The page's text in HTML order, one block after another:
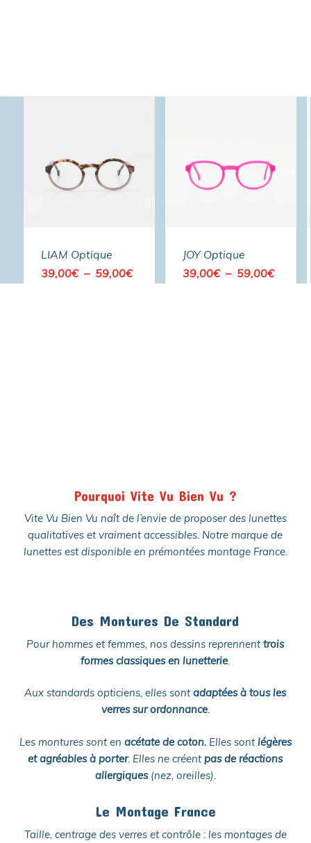
LIAM Optique
39,00€ – 59,00€Plage
JOY Optique
39,00€ – 59,00€Plage
Pourquoi Vite Vu Bien Vu ?
Vite Vu Bien Vu naît de l’envie de proposer des lunettes
qualitatives et vraiment accessibles. Notre marque de
lunettes est disponible en prémontées montage France.
Des Montures De Standard
Pour hommes et femmes, nos dessins reprennenttrois
formes classiques en lunetterie.
Aux standards opticiens, elles sontadaptées à tous les
verres sur ordonnance.
Les montures sont en acétate de coton.Elles sont légères
et agréables à porter. Elles ne créent pas de réactions
allergiques(nez, oreilles).
Le Montage France
Taille, centrage des verres et contrôle : les montages de